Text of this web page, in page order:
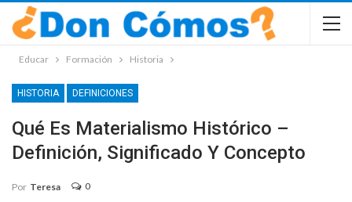
Educar Formación Historia
HISTORIA DEFINICIONES
Qué Es Materialismo Histórico –
Definición, Significado Y Concepto
Por Teresa 0